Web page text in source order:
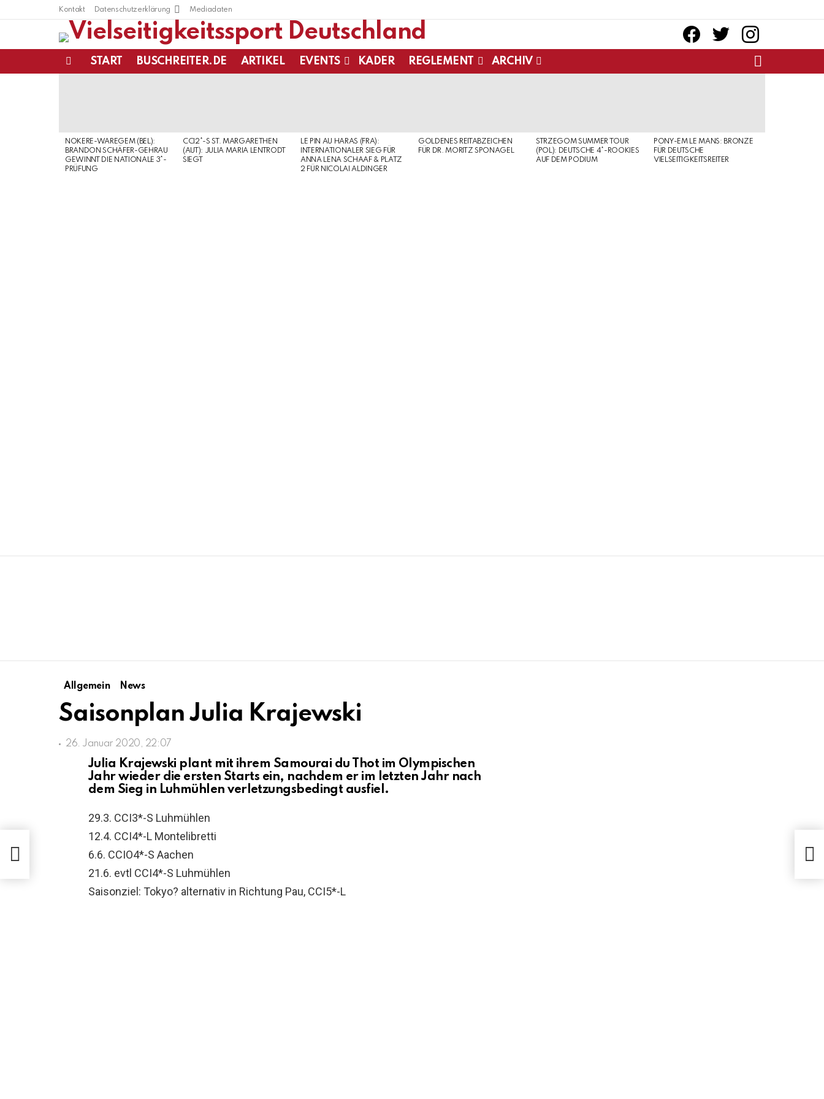
Kontakt Datenschutzerklärung Mediadaten
facebooktwitter instagram
START BUSCHREITER.DE ARTIKEL EVENTS KADER REGLEMENT ARCHIV
NOKERE-WAREGEM (BEL):
BRANDON SCHÄFER-GEHRAU
GEWINNT DIE NATIONALE 3*-
PRÜFUNG
CCI2*-S ST. MARGARETHEN
(AUT): JULIA MARIA LENTRODT
SIEGT
LE PIN AU HARAS (FRA):
INTERNATIONALER SIEG FÜR
ANNA LENA SCHAAF & PLATZ
2 FÜR NICOLAI ALDINGER
GOLDENES REITABZEICHEN
FÜR DR. MORITZ SPONAGEL
STRZEGOM SUMMER TOUR
(POL): DEUTSCHE 4*-ROOKIES
AUF DEM PODIUM
PONY-EM LE MANS: BRONZE
FÜR DEUTSCHE
VIELSEITIGKEITSREITER
Allgemein News
Saisonplan Julia Krajewski
26. Januar 2020, 22:07
Julia Krajewski plant mit ihrem Samourai du Thot im Olympischen
Jahr wieder die ersten Starts ein, nachdem er im letzten Jahr nach
dem Sieg in Luhmühlen verletzungsbedingt ausfiel.
29.3. CCI3*-S Luhmühlen
12.4. CCI4*-L Montelibretti
6.6. CCIO4*-S Aachen
21.6. evtl CCI4*-S Luhmühlen
Saisonziel: Tokyo? alternativ in Richtung Pau, CCI5*-L